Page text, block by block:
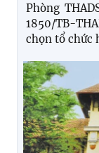
Phòng
1850/TB-
chọn tổ chức